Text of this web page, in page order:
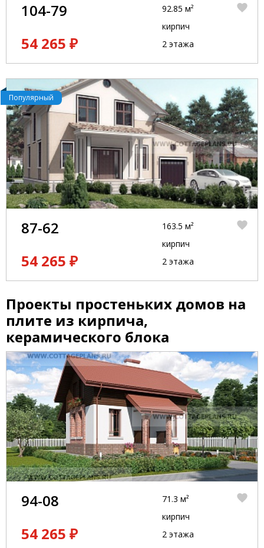
104-79
54 265 ₽
92.85 м²
кирпич
2 этажа
Популярный
87-62
54 265 ₽
163.5 м²
кирпич
2 этажа
Проекты простеньких домов на
плите из кирпича,
керамического блока
94-08
54 265 ₽
71.3 м²
кирпич
2 этажа